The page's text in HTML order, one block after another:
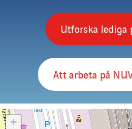
Utforska lediga
Att arbeta på
+